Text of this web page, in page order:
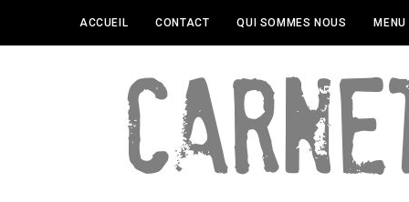
ACCUEIL CONTACT QUI SOMMES NOUS MENU